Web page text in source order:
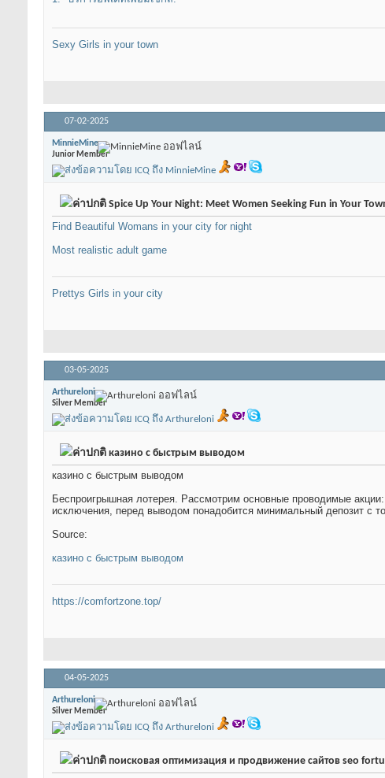
Sexy Girls in your town
07-02-2025
MinnieMine
Junior Member
Spice Up Your Night: Meet Women Seeking Fun in Your
Find Beautiful Womans in your city for night
Most realistic adult game
Prettys Girls in your city
03-05-2025
Arthureloni
Silver Member
казино с быстрым выводом
казино с быстрым выводом
Беспроигрышная лотерея. Рассмотрим основные проводимые
исключения, перед выводом понадобится минимальный депозит с
Source:
казино с быстрым выводом
https://comfortzone.top/
04-05-2025
Arthureloni
Silver Member
поисковая оптимизация и продвижение сайтов seo